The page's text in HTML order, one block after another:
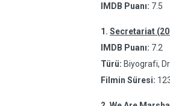
IMDB Puanı: 7.5
1. Secretariat
IMDB Puanı: 7.2
Türü: Biyografi,
Filmin Süresi: